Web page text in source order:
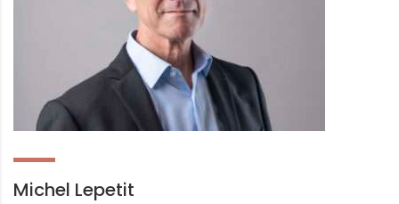
Michel Lepetit